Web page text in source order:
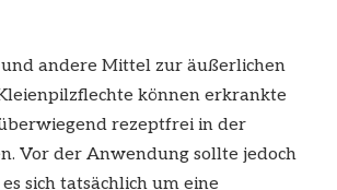
und andere Mittel zur äußerlichen
können erkrankte
rezeptfrei in der
Vor der Anwendung sollte jedoch
sich tatsächlich um eine